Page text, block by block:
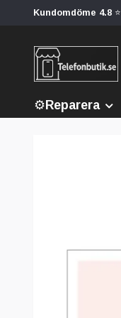
Kundomdöme 4.8
⚙️Reparera